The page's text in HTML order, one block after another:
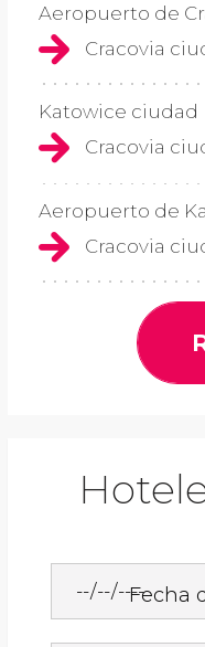
Aeropuerto de
Cracovia
Katowice ciudad
Cracovia
Aeropuerto de
Cracovia
Fecha